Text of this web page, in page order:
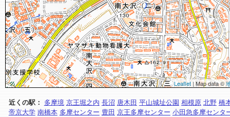
Leaflet| Map data ©
近くの駅： 多摩境 京王堀之内 長沼 唐木田 平山城址公園 相模原 北野 橋
帝京大学 南橋本 多摩センター 豊田 京王多摩センター 小田急多摩センタ